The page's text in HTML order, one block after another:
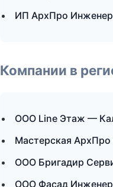
ИП АрхПро
Компании в
ООО Line Этаж —
Мастерская
ООО Бригадир
ООО Фасад